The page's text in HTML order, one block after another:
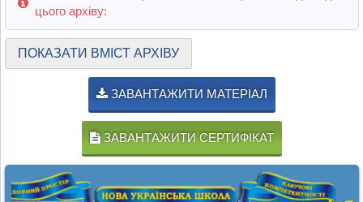
цього архіву:
ПОКАЗАТИ ВМІСТ АРХІВУ
ЗАВАНТАЖИТИ МАТЕРІАЛ
ЗАВАНТАЖИТИ СЕРТИФІКАТ